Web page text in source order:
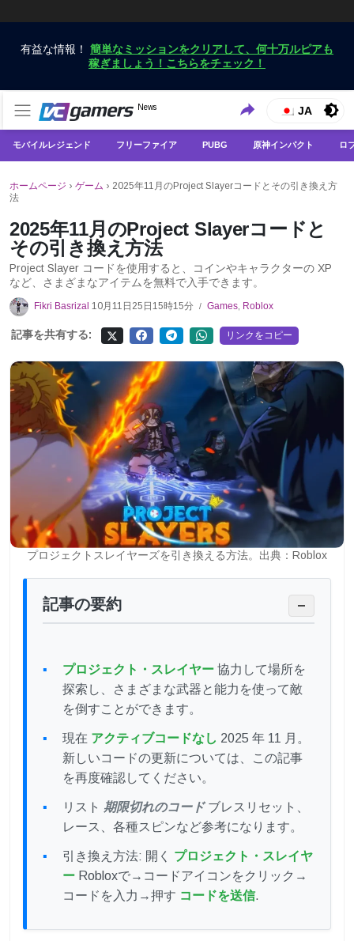
有益な情報！ 簡単なミッションをクリアして、何十万ルピアも
稼ぎましょう！こちらをチェック！
VCGamers ニュース
News
VCGamersだけで最新のゲームニュースを入手
JA
モバイルレジェンド フリーファイア PUBG 原神インパクト ロ
ホームページ › ゲーム › 2025年11月のProject Slayerコードとその引き換え方
法
2025年11月のProject Slayerコードと
その引き換え方法
Project Slayer コードを使用すると、コインやキャラクターの XP
など、さまざまなアイテムを無料で入手できます。
Fikri Basrizal 10月11日25日15時15分 / Games, Roblox
記事を共有する: リンクをコピー
プロジェクトスレイヤーズを引き換える方法。出典：Roblox
記事の要約 −
プロジェクト・スレイヤー 協力して場所を
探索し、さまざまな武器と能力を使って敵
を倒すことができます。
現在 アクティブコードなし 2025 年 11 月。
新しいコードの更新については、この記事
を再度確認してください。
リスト 期限切れのコードブレスリセット、
レース、各種スピンなど参考になります。
引き換え方法: 開く プロジェクト・スレイヤ
ー Robloxで→コードアイコンをクリック→
コードを入力→押す コードを送信.